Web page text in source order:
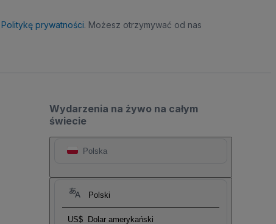
Politykę prywatności. Możesz otrzymywać od nas
Wydarzenia na żywo na całym
świecie
Polska
Polski
US$ Dolar amerykański